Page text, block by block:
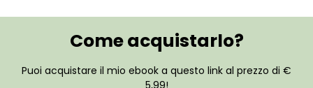
Come acquistarlo?
Puoi acquistare il mio ebook a questo link al prezzo di €
5,99!